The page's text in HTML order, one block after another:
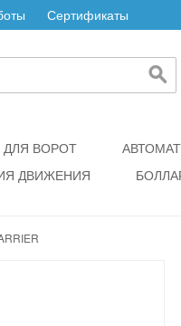
Сертификаты
ВОРОТ
ДВИЖЕНИЯ